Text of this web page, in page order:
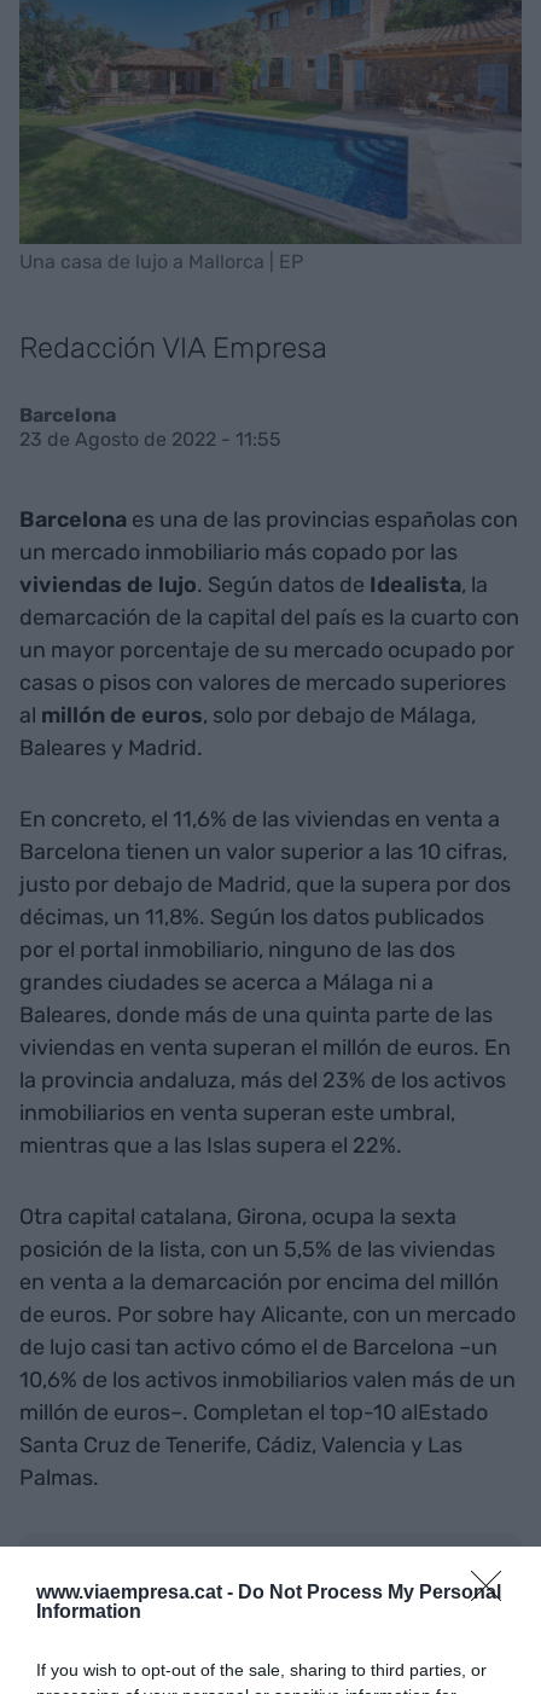
www.viaempresa.cat - Do Not Process My Personal
Information
If you wish to opt-out of the sale, sharing to third parties, or
Una casa de lujo a Mallorca | EP
Redacción VIA Empresa
Barcelona
23 de Agosto de 2022 - 11:55
Barcelona es una de las provincias españolas con
un mercado inmobiliario más copado por las
viviendas de lujo. Según datos de Idealista, la
demarcación de la capital del país es la cuarto con
un mayor porcentaje de su mercado ocupado por
casas o pisos con valores de mercado superiores
al millón de euros, solo por debajo de Málaga,
Baleares y Madrid.
En concreto, el 11,6% de las viviendas en venta a
Barcelona tienen un valor superior a las 10 cifras,
justo por debajo de Madrid, que la supera por dos
décimas, un 11,8%. Según los datos publicados
por el portal inmobiliario, ninguno de las dos
grandes ciudades se acerca a Málaga ni a
Baleares, donde más de una quinta parte de las
viviendas en venta superan el millón de euros. En
la provincia andaluza, más del 23% de los activos
inmobiliarios en venta superan este umbral,
mientras que a las Islas supera el 22%.
Otra capital catalana, Girona, ocupa la sexta
posición de la lista, con un 5,5% de las viviendas
en venta a la demarcación por encima del millón
de euros. Por sobre hay Alicante, con un mercado
de lujo casi tan activo cómo el de Barcelona –un
10,6% de los activos inmobiliarios valen más de un
millón de euros–. Completan el top-10 alEstado
Santa Cruz de Tenerife, Cádiz, Valencia y Las
Palmas.
de Google de forma gratuita
Mantente informado con las últimas noticias de